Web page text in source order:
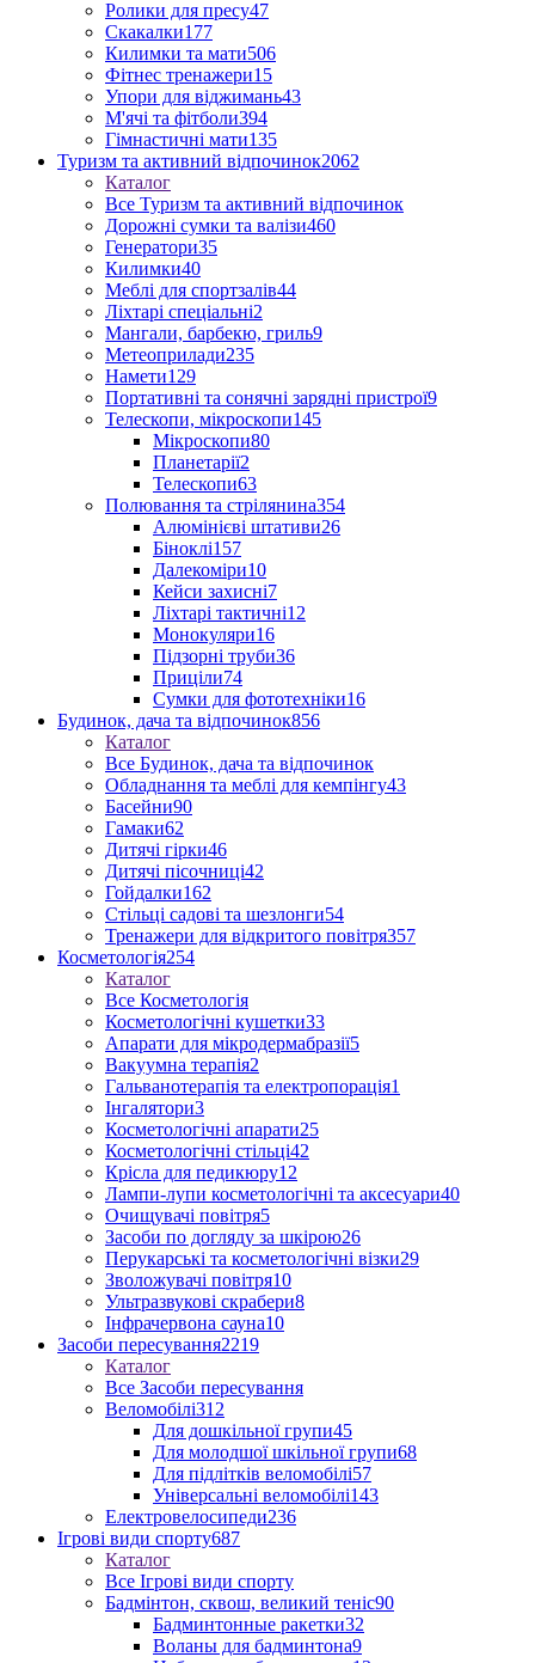
Ролики для пресу47
Скакалки177
Килимки та мати506
Фітнес тренажери15
Упори для віджимань43
М'ячі та фітболи394
Гімнастичні мати135
Туризм та активний відпочинок2062
Каталог
Все Туризм та активний відпочинок
Дорожні сумки та валізи460
Генератори35
Килимки40
Меблі для спортзалів44
Ліхтарі спеціальні2
Мангали, барбекю, гриль9
Метеоприлади235
Намети129
Портативні та сонячні зарядні пристрої9
Телескопи, мікроскопи145
Мікроскопи80
Планетарії2
Телескопи63
Полювання та стрілянина354
Алюмінієві штативи26
Біноклі157
Далекоміри10
Кейси захисні7
Ліхтарі тактичні12
Монокуляри16
Підзорні труби36
Приціли74
Сумки для фототехніки16
Будинок, дача та відпочинок856
Каталог
Все Будинок, дача та відпочинок
Обладнання та меблі для кемпінгу43
Басейни90
Гамаки62
Дитячі гірки46
Дитячі пісочниці42
Гойдалки162
Стільці садові та шезлонги54
Тренажери для відкритого повітря357
Косметологія254
Каталог
Все Косметологія
Косметологічні кушетки33
Апарати для мікродермабразії5
Вакуумна терапія2
Гальванотерапія та електропорація1
Інгалятори3
Косметологічні апарати25
Косметологічні стільці42
Крісла для педикюру12
Лампи-лупи косметологічні та аксесуари40
Очищувачі повітря5
Засоби по догляду за шкірою26
Перукарські та косметологічні візки29
Зволожувачі повітря10
Ультразвукові скрабери8
Інфрачервона сауна10
Засоби пересування2219
Каталог
Все Засоби пересування
Веломобілі312
Для дошкільної групи45
Для молодшої шкільної групи68
Для підлітків веломобілі57
Універсальні веломобілі143
Електровелосипеди236
Ігрові види спорту687
Каталог
Все Ігрові види спорту
Бадмінтон, сквош, великий теніс90
Бадминтонные ракетки32
Воланы для бадминтона9